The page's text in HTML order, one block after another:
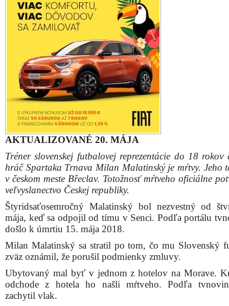
AKTUALIZOVANÉ 20. MÁJA
Tréner slovenskej futbalovej reprezentácie do 18 rokov
hráč Spartaka Trnava Milan Malatinský je mŕtvy. Jeho
v českom meste Břeclav. Totožnosť mŕtveho oficiálne
veľvyslanectvo Českej republiky.
Štyridsaťosemročný Malatinský bol nezvestný od
mája, keď sa odpojil od tímu v Senci. Podľa portálu
došlo k úmrtiu 15. mája 2018.
Milan Malatinský sa stratil po tom, čo mu Slovenský
zväz oznámil, že porušil podmienky zmluvy.
Ubytovaný mal byť v jednom z hotelov na Morave.
odchode z hotela ho našli mŕtveho. Podľa
zachytil vlak.